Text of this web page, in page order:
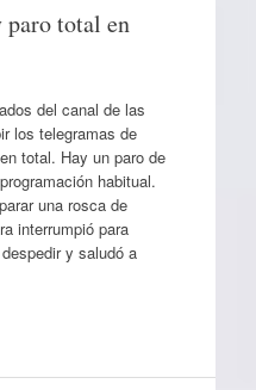
paro total en
del canal de las
los telegramas de
total. Hay un paro de
habitual.
una rosca de
interrumpió para
y saludó a